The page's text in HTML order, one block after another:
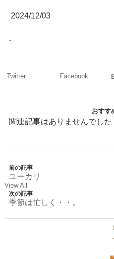
2024/12/03
-
Twitter Facebook
おすす
関連記事はありませんでした
前の記事
ユーカリ
View All
次の記事
季節は忙しく・・。